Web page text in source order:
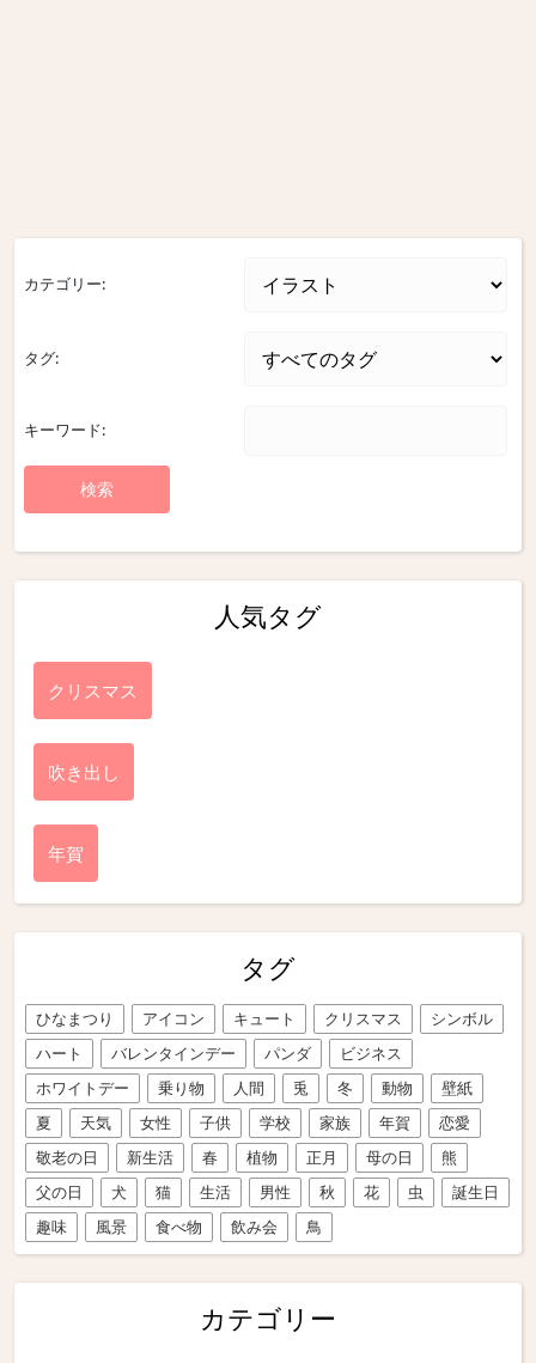
カテゴリー:
タグ:
キーワード:
人気タグ
クリスマス
吹き出し
年賀
タグ
ひなまつり アイコン キュート クリスマス
シンボル
ハート
バレンタインデー パンダ
ビジネス
ホワイトデー
乗り物 人間 兎 冬 動物
壁紙
夏
天気 女性 子供 学校 家族 年賀
恋愛
敬老の日
新生活 春 植物 正月 母の日
熊
父の日
犬 猫 生活 男性 秋 花 虫
誕生日
趣味
風景 食べ物 飲み会 鳥
カテゴリー